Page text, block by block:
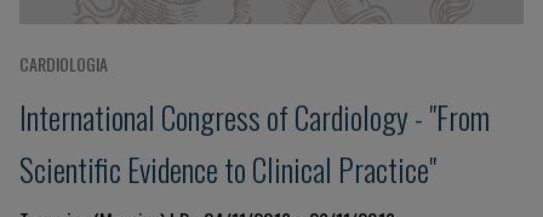
CARDIOLOGIA
International Congress of Cardiology - "From
Scientific Evidence to Clinical Practice"